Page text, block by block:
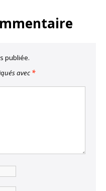
publiée.
avec *